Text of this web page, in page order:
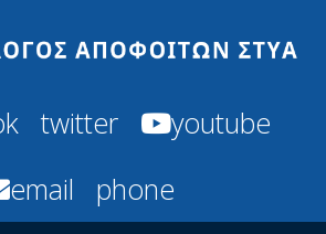
twitter
youtube
email
phone